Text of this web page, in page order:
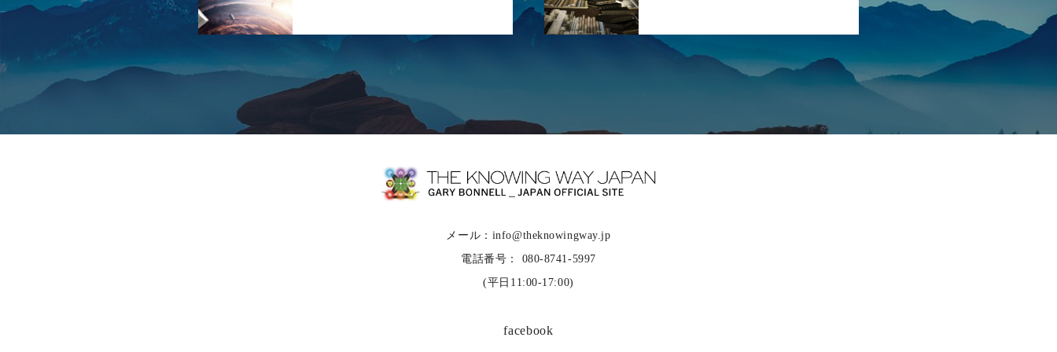
メール：info@theknowingway.jp
電話番号： 080-8741-5997
(平日11:00-17:00)
facebook